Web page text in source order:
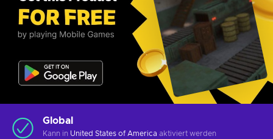
Global
Kann in United States of America aktiviert werden